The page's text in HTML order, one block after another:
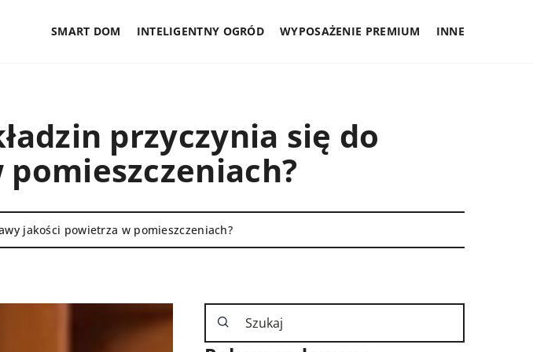
SMART DOM INTELIGENTNY OGRÓD WYPOSAŻENIE PREMIUM INNE
przyczynia się do
jakości powietrza w pomieszczeniach?